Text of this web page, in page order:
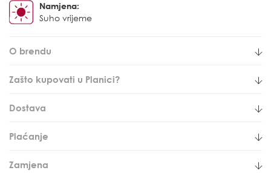
Namjena:
Suho vrijeme
O brendu
Zašto kupovati u Planici?
Dostava
Plaćanje
Zamjena